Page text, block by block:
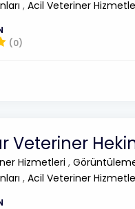
, Acil Veteriner
(0)
Veteriner
Hizmetleri ,
, Acil Veteriner